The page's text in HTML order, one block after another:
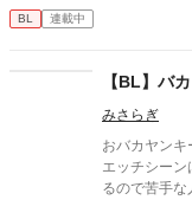
ます。感謝
す。ハート
れからもでき
んでもない
な千秋と、
BL 連載中
【BL】バ
みさらぎ
おバカヤンキ
エッチシー
るので苦手な